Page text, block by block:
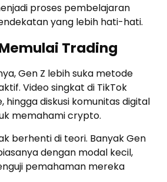
proses pembelajaran
yang lebih hati-hati.
Trading
Gen Z lebih suka metode
Video singkat di TikTok
hingga diskusi komunitas digital
memahami crypto.
berhenti di teori. Banyak Gen
dengan modal kecil,
pemahaman mereka